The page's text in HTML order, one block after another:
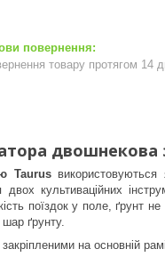
товару протягом 14
Taurus
культиваційних
поїздок у поле, ґрунт
ґрунту.
на основній